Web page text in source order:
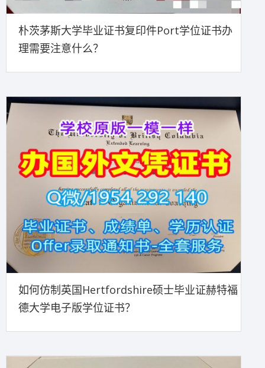
朴茨茅斯大学毕业证书复印件Port学位证书办
理需要注意什么？
如何仿制英国Hertfordshire硕士毕业证赫特福
德大学电子版学位证书？